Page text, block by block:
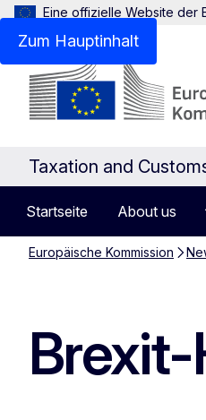
Zum Hauptinhalt
Eine offizielle Website der
Taxation and
Startseite About us
Europäische Kommission